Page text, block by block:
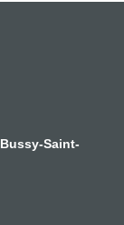
Saint-